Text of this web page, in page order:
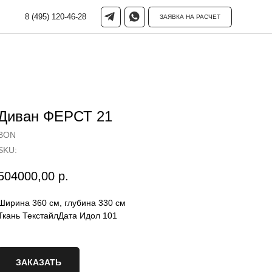
ЗАЯВКА НА РАСЧЕТ
ФЕРСТ 21
р.
360 см, глубина 330 см
ТекстайлДата Идол 101
ЗАКАЗАТЬ